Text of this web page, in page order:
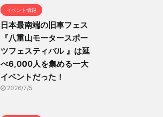
イベント情報
日本最南端の旧車フェス
『八重山モータースポー
ツフェスティバル 』は延
べ6,000人を集める一大
イベントだった！
2026/7/5